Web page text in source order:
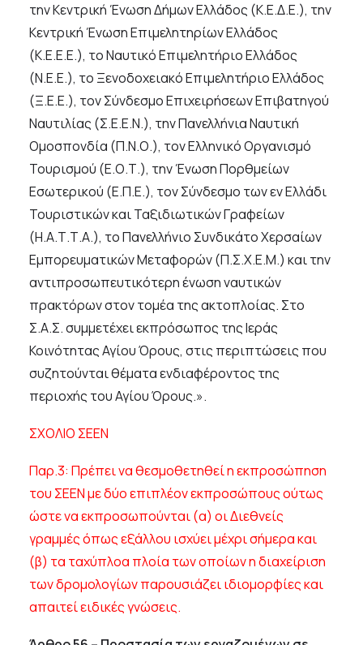
την Κεντρική Ένωση Δήμων Ελλάδος (Κ.Ε.Δ.Ε.), την
Κεντρική Ένωση Επιμελητηρίων Ελλάδος
(Κ.Ε.Ε.Ε.), το Ναυτικό Επιμελητήριο Ελλάδος
(Ν.Ε.Ε.), το Ξενοδοχειακό Επιμελητήριο Ελλάδος
(Ξ.Ε.Ε.), τον Σύνδεσμο Επιχειρήσεων Επιβατηγού
Ναυτιλίας (Σ.Ε.Ε.Ν.), την Πανελλήνια Ναυτική
Ομοσπονδία (Π.Ν.Ο.), τον Ελληνικό Οργανισμό
Τουρισμού (Ε.Ο.Τ.), την Ένωση Πορθμείων
Εσωτερικού (Ε.Π.Ε.), τον Σύνδεσμο των εν Ελλάδι
Τουριστικών και Ταξιδιωτικών Γραφείων
(Η.Α.Τ.Τ.Α.), το Πανελλήνιο Συνδικάτο Χερσαίων
Εμπορευματικών Μεταφορών (Π.Σ.Χ.Ε.Μ.) και την
αντιπροσωπευτικότερη ένωση ναυτικών
πρακτόρων στον τομέα της ακτοπλοίας. Στο
Σ.Α.Σ. συμμετέχει εκπρόσωπος της Ιεράς
Κοινότητας Αγίου Όρους, στις περιπτώσεις που
συζητούνται θέματα ενδιαφέροντος της
περιοχής του Αγίου Όρους.».
ΣΧΟΛΙΟ ΣΕΕΝ
Παρ.3: Πρέπει να θεσμοθετηθεί η εκπροσώπηση
του ΣΕΕΝ με δύο επιπλέον εκπροσώπους ούτως
ώστε να εκπροσωπούνται (α) οι Διεθνείς
γραμμές όπως εξάλλου ισχύει μέχρι σήμερα και
(β) τα ταχύπλοα πλοία των οποίων η διαχείριση
των δρομολογίων παρουσιάζει ιδιομορφίες και
απαιτεί ειδικές γνώσεις.